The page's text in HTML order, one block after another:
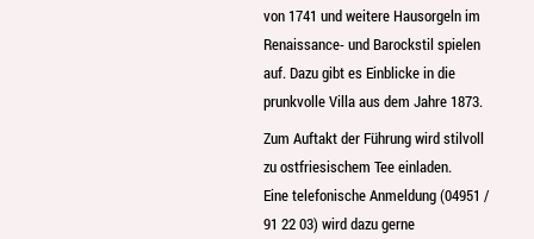
von 1741 und weitere Hausorgeln im
Renaissance- und Barockstil spielen
auf. Dazu gibt es Einblicke in die
prunkvolle Villa aus dem Jahre 1873.
Zum Auftakt der Führung wird stilvoll
zu ostfriesischem Tee einladen.
Eine telefonische Anmeldung (04951 /
91 22 03) wird dazu gerne